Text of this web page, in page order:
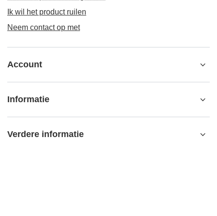
Ik wil het product ruilen
Neem contact op met
Account
Informatie
Verdere informatie